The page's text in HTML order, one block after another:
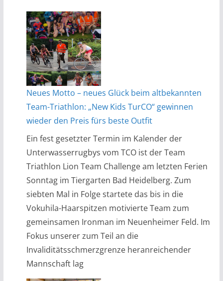
Neues Motto – neues Glück beim altbekannten
Team-Triathlon: „New Kids TurCO“ gewinnen
wieder den Preis fürs beste Outfit
Ein fest gesetzter Termin im Kalender der
Unterwasserrugbys vom TCO ist der Team
Triathlon Lion Team Challenge am letzten Ferien
Sonntag im Tiergarten Bad Heidelberg. Zum
siebten Mal in Folge startete das bis in die
Vokuhila-Haarspitzen motivierte Team zum
gemeinsamen Ironman im Neuenheimer Feld. Im
Fokus unserer zum Teil an die
Invaliditätsschmerzgrenze heranreichender
Mannschaft lag